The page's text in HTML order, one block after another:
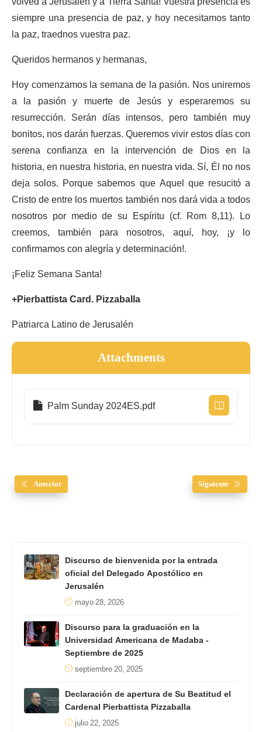
siempre una presencia de paz, y hoy necesitamos tanto
la paz, traednos vuestra paz.
Queridos hermanos y hermanas,
Hoy comenzamos la semana de la pasión. Nos uniremos
a la pasión y muerte de Jesús y esperaremos su
resurrección. Serán días intensos, pero también muy
bonitos, nos darán fuerzas. Queremos vivir estos días con
serena confianza en la intervención de Dios en la
historia, en nuestra historia, en nuestra vida. Sí, Él no nos
deja solos. Porque sabemos que Aquel que resucitó a
Cristo de entre los muertos también nos dará vida a todos
nosotros por medio de su Espíritu (cf. Rom 8,11). Lo
creemos, también para nosotros, aquí, hoy, ¡y lo
confirmamos con alegría y determinación!.
¡Feliz Semana Santa!
+Pierbattista Card. Pizzaballa
Patriarca Latino de Jerusalén
Attachments
Palm Sunday 2024ES.pdf
Anterior Siguiente
Discurso de bienvenida por la entrada
oficial del Delegado Apostólico en
Jerusalén
mayo 28, 2026
Discurso para la graduación en la
Universidad Americana de Madaba -
Septiembre de 2025
septiembre 20, 2025
Declaración de apertura de Su Beatitud el
Cardenal Pierbattista Pizzaballa
julio 22, 2025